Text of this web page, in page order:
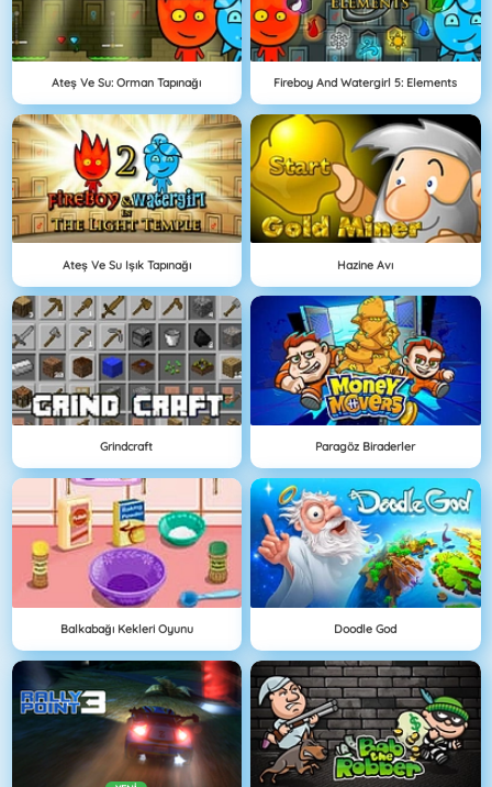
Ateş Ve Su: Orman Tapınağı Fireboy And Watergirl 5: Elements
Ateş Ve Su Işık Tapınağı Hazine Avı
Grindcraft Paragöz Biraderler
Balkabağı Kekleri Oyunu Doodle God